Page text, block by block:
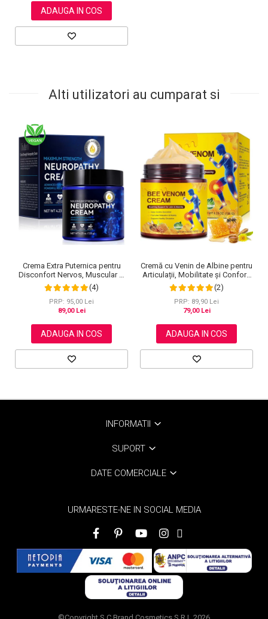
ADAUGA IN COS
Alti utilizatori au cumparat si
Crema Extra Puternica pentru
Disconfort Nervos, Muscular si
Articular, 120 g
(4)
PRP: 95,00 Lei
89,00 Lei
ADAUGA IN COS
Cremă cu Venin de Albine pentru
Articulații, Mobilitate și Confort,
120 g
(2)
PRP: 89,90 Lei
79,00 Lei
ADAUGA IN COS
INFORMATII
SUPORT
DATE COMERCIALE
URMARESTE-NE IN SOCIAL MEDIA